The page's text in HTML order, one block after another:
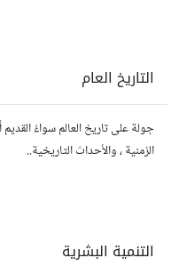
التاريخ العام
جولة على تاريخ العالم سواءً
الزمنية ، والأحداث التاريخية..
التنمية البشرية